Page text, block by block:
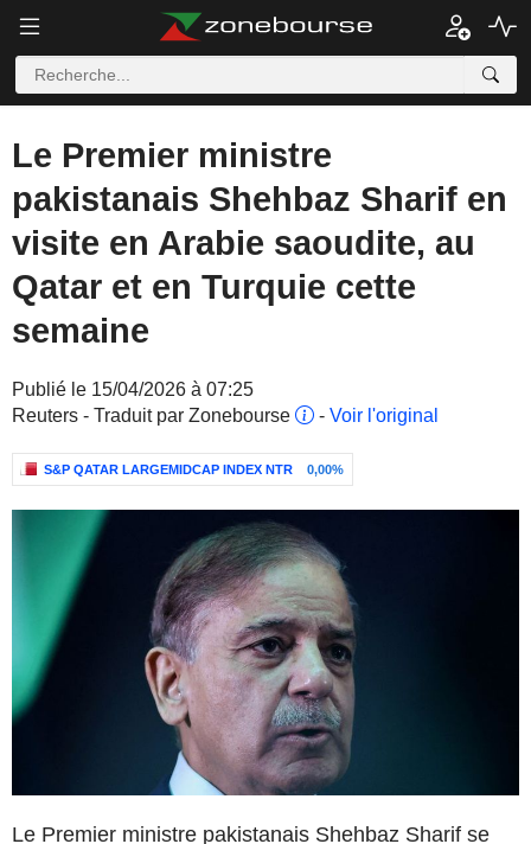
Le Premier ministre
pakistanais Shehbaz Sharif en
visite en Arabie saoudite, au
Qatar et en Turquie cette
semaine
Publié le 15/04/2026 à 07:25
Reuters - Traduit par Zonebourse
- Voir l'original
S&P QATAR LARGEMIDCAP INDEX NTR 0,00%
Le Premier ministre pakistanais Shehbaz Sharif se